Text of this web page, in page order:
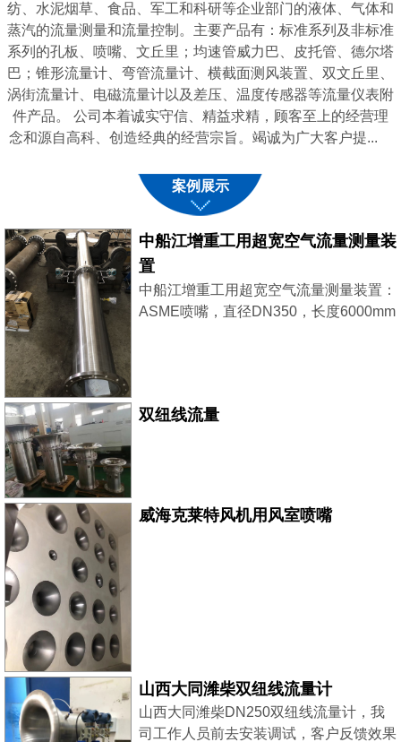
纺、水泥烟草、食品、军工和科研等企业部门的液体、气体和
蒸汽的流量测量和流量控制。主要产品有：标准系列及非标准
系列的孔板、喷嘴、文丘里；均速管威力巴、皮托管、德尔塔
巴；锥形流量计、弯管流量计、横截面测风装置、双文丘里、
涡街流量计、电磁流量计以及差压、温度传感器等流量仪表附
件产品。 公司本着诚实守信、精益求精，顾客至上的经营理
念和源自高科、创造经典的经营宗旨。竭诚为广大客户提...
案例展示
中船江增重工用超宽空气流量测量装
置
中船江增重工用超宽空气流量测量装置：
ASME喷嘴，直径DN350，长度6000mm
双纽线流量
威海克莱特风机用风室喷嘴
山西大同潍柴双纽线流量计
山西大同潍柴DN250双纽线流量计，我
司工作人员前去安装调试，客户反馈效果